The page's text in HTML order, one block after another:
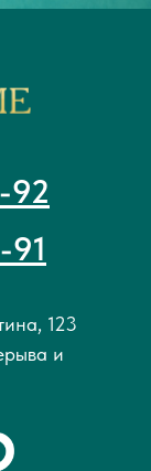
123
и
92